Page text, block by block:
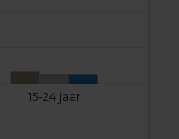
15-24 jaar